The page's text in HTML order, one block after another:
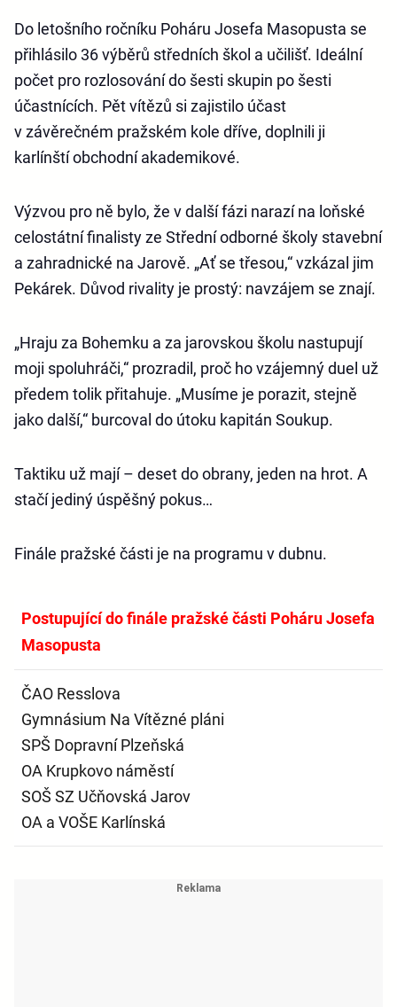
Do letošního ročníku Poháru Josefa Masopusta se
přihlásilo 36 výběrů středních škol a učilišť. Ideální
počet pro rozlosování do šesti skupin po šesti
účastnících. Pět vítězů si zajistilo účast
v závěrečném pražském kole dříve, doplnili ji
karlínští obchodní akademikové.
Výzvou pro ně bylo, že v další fázi narazí na loňské
celostátní finalisty ze Střední odborné školy stavební
a zahradnické na Jarově. „Ať se třesou,“ vzkázal jim
Pekárek. Důvod rivality je prostý: navzájem se znají.
„Hraju za Bohemku a za jarovskou školu nastupují
moji spoluhráči,“ prozradil, proč ho vzájemný duel už
předem tolik přitahuje. „Musíme je porazit, stejně
jako další,“ burcoval do útoku kapitán Soukup.
Taktiku už mají – deset do obrany, jeden na hrot. A
stačí jediný úspěšný pokus…
Finále pražské části je na programu v dubnu.
Postupující do finále pražské části Poháru Josefa
Masopusta
ČAO Resslova
Gymnásium Na Vítězné pláni
SPŠ Dopravní Plzeňská
OA Krupkovo náměstí
SOŠ SZ Učňovská Jarov
OA a VOŠE Karlínská